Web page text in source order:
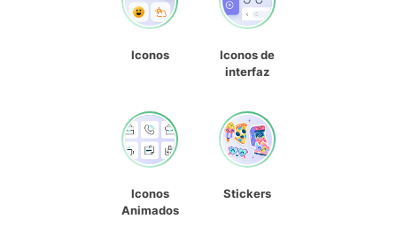
Iconos
Iconos de
interfaz
Iconos
Animados
Stickers